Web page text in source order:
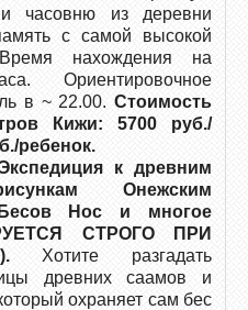
часовню из деревни
с самой высокой
нахождения на
Ориентировочное
в ~ 22.00. Стоимость
Кижи: 5700 руб./
ребенок.
к древним
Онежским
Нос и многое
СТРОГО ПРИ
Хотите разгадать
древних саамов и
охраняет сам бес